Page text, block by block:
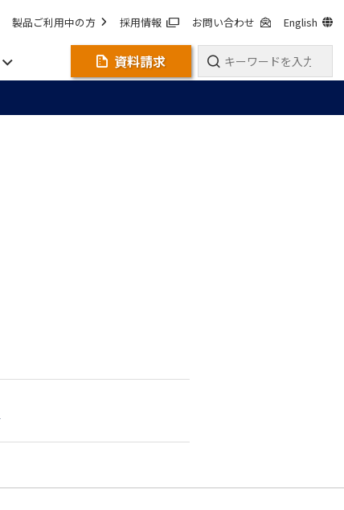
製品ご利用中の方 採用情報 お問い合わせ English
資料請求